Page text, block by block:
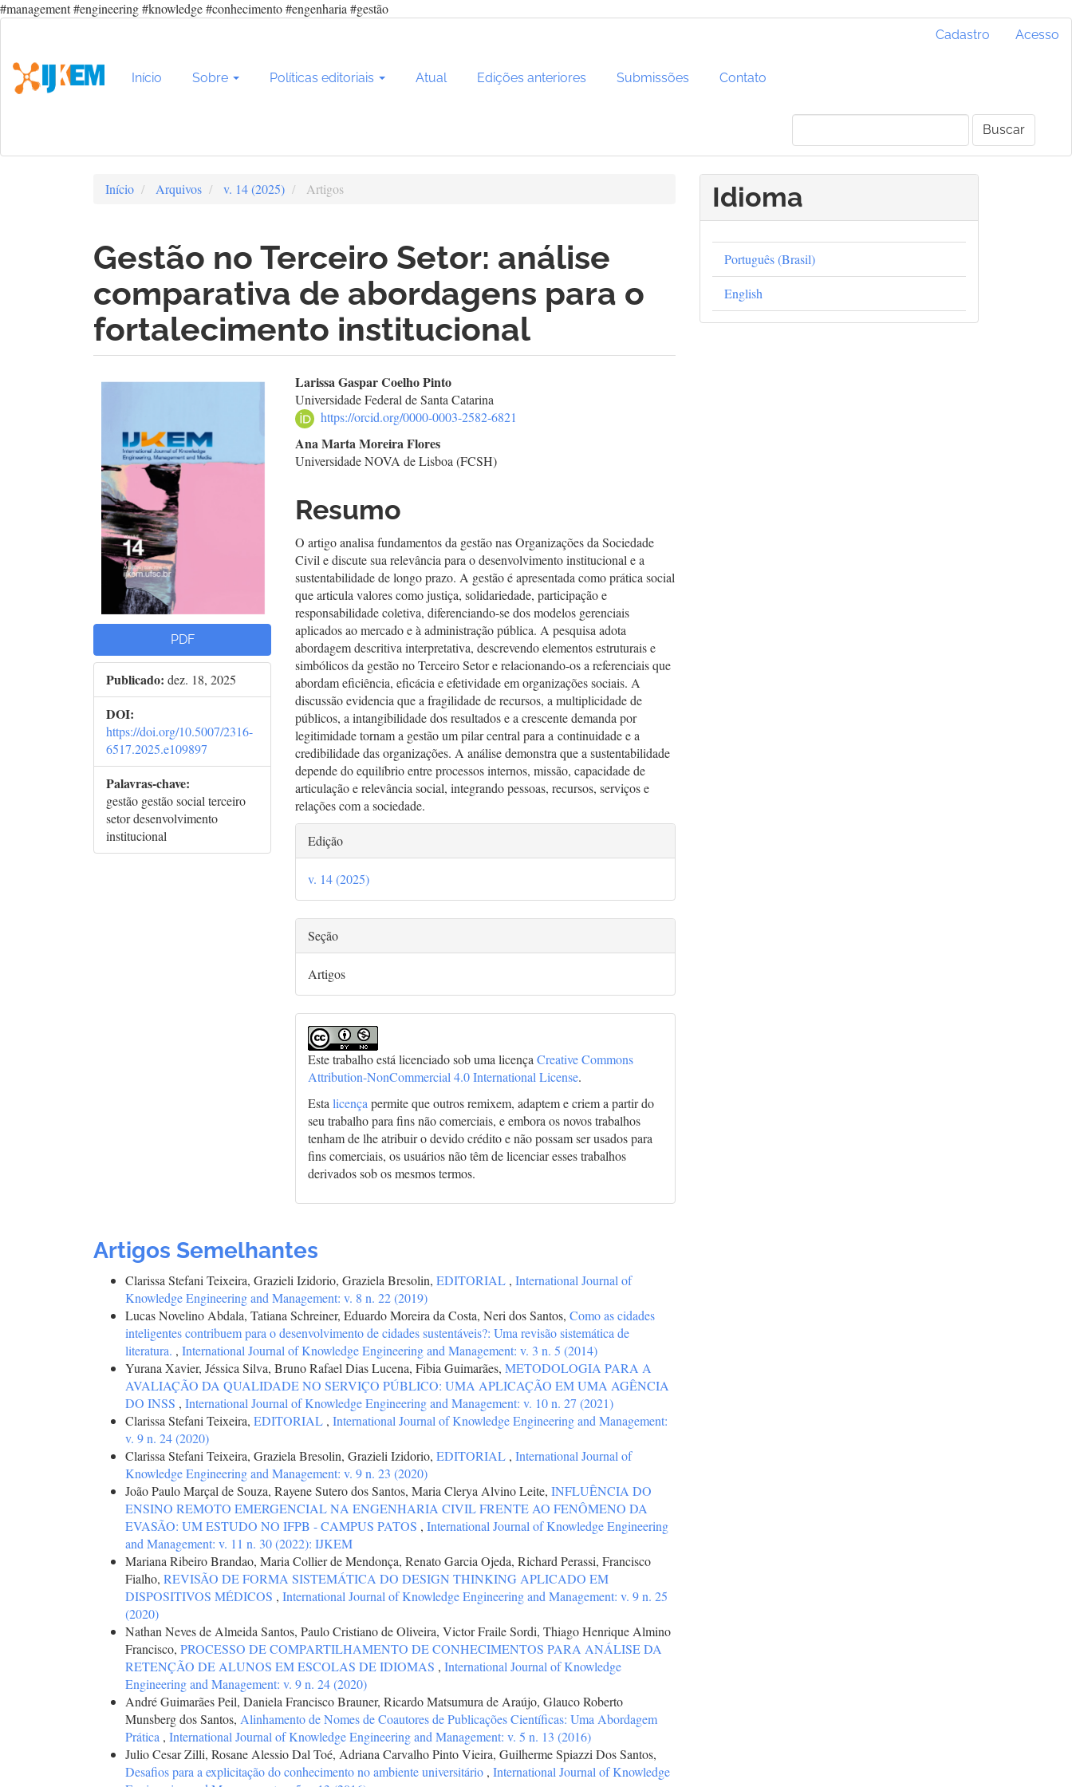
#management #engineering #knowledge #conhecimento #engenharia #gestão
Conteúdo
principal
Barra
Cadastro Acesso
Início Sobre Políticas editoriais Atual Edições anteriores Submissões Contato
Buscar
Início Arquivos v. 14 (2025) Artigos
Gestão no Terceiro Setor: análise
comparativa de abordagens para o
fortalecimento institucional
Barra
de
artigos
PDF
Publicado: dez. 18, 2025
DOI:
https://doi.org/10.5007/2316-
6517.2025.e109897
Palavras-chave:
gestão gestão social terceiro
setor desenvolvimento
institucional
Conteúdo
do
artigo
principal
Larissa Gaspar Coelho Pinto
Universidade Federal de Santa Catarina
https://orcid.org/0000-0003-2582-6821
Ana Marta Moreira Flores
Universidade NOVA de Lisboa (FCSH)
Resumo
O artigo analisa fundamentos da gestão nas Organizações da Sociedade
Civil e discute sua relevância para o desenvolvimento institucional e a
sustentabilidade de longo prazo. A gestão é apresentada como prática social
que articula valores como justiça, solidariedade, participação e
responsabilidade coletiva, diferenciando-se dos modelos gerenciais
aplicados ao mercado e à administração pública. A pesquisa adota
abordagem descritiva interpretativa, descrevendo elementos estruturais e
simbólicos da gestão no Terceiro Setor e relacionando-os a referenciais que
abordam eficiência, eficácia e efetividade em organizações sociais. A
discussão evidencia que a fragilidade de recursos, a multiplicidade de
públicos, a intangibilidade dos resultados e a crescente demanda por
legitimidade tornam a gestão um pilar central para a continuidade e a
credibilidade das organizações. A análise demonstra que a sustentabilidade
depende do equilíbrio entre processos internos, missão, capacidade de
articulação e relevância social, integrando pessoas, recursos, serviços e
relações com a sociedade.
Detalhes
do
artigo
Edição
v. 14 (2025)
Seção
Artigos
Este trabalho está licenciado sob uma licençaCreative Commons
Attribution-NonCommercial 4.0 International License.
Estalicençapermite que outros remixem, adaptem e criem a partir do
seu trabalho para fins não comerciais, e embora os novos trabalhos
tenham de lhe atribuir o devido crédito e não possam ser usados para
fins comerciais, os usuários não têm de licenciar esses trabalhos
derivados sob os mesmos termos.
Artigos Semelhantes
Clarissa Stefani Teixeira, Grazieli Izidorio, Graziela Bresolin, EDITORIAL , International Journal of
Knowledge Engineering and Management: v. 8 n. 22 (2019)
Lucas Novelino Abdala, Tatiana Schreiner, Eduardo Moreira da Costa, Neri dos Santos, Como as cidades
inteligentes contribuem para o desenvolvimento de cidades sustentáveis?: Uma revisão sistemática de
literatura. , International Journal of Knowledge Engineering and Management: v. 3 n. 5 (2014)
Yurana Xavier, Jéssica Silva, Bruno Rafael Dias Lucena, Fibia Guimarães, METODOLOGIA PARA A
AVALIAÇÃO DA QUALIDADE NO SERVIÇO PÚBLICO: UMA APLICAÇÃO EM UMA AGÊNCIA
DO INSS , International Journal of Knowledge Engineering and Management: v. 10 n. 27 (2021)
Clarissa Stefani Teixeira, EDITORIAL , International Journal of Knowledge Engineering and Management:
v. 9 n. 24 (2020)
Clarissa Stefani Teixeira, Graziela Bresolin, Grazieli Izidorio, EDITORIAL , International Journal of
Knowledge Engineering and Management: v. 9 n. 23 (2020)
João Paulo Marçal de Souza, Rayene Sutero dos Santos, Maria Clerya Alvino Leite, INFLUÊNCIA DO
ENSINO REMOTO EMERGENCIAL NA ENGENHARIA CIVIL FRENTE AO FENÔMENO DA
EVASÃO: UM ESTUDO NO IFPB - CAMPUS PATOS , International Journal of Knowledge Engineering
and Management: v. 11 n. 30 (2022): IJKEM
Mariana Ribeiro Brandao, Maria Collier de Mendonça, Renato Garcia Ojeda, Richard Perassi, Francisco
Fialho, REVISÃO DE FORMA SISTEMÁTICA DO DESIGN THINKING APLICADO EM
DISPOSITIVOS MÉDICOS , International Journal of Knowledge Engineering and Management: v. 9 n. 25
(2020)
Nathan Neves de Almeida Santos, Paulo Cristiano de Oliveira, Victor Fraile Sordi, Thiago Henrique Almino
Francisco, PROCESSO DE COMPARTILHAMENTO DE CONHECIMENTOS PARA ANÁLISE DA
RETENÇÃO DE ALUNOS EM ESCOLAS DE IDIOMAS , International Journal of Knowledge
Engineering and Management: v. 9 n. 24 (2020)
André Guimarães Peil, Daniela Francisco Brauner, Ricardo Matsumura de Araújo, Glauco Roberto
Munsberg dos Santos, Alinhamento de Nomes de Coautores de Publicações Científicas: Uma Abordagem
Prática , International Journal of Knowledge Engineering and Management: v. 5 n. 13 (2016)
Julio Cesar Zilli, Rosane Alessio Dal Toé, Adriana Carvalho Pinto Vieira, Guilherme Spiazzi Dos Santos,
Desafios para a explicitação do conhecimento no ambiente universitário , International Journal of Knowledge
Idioma
Português (Brasil)
English